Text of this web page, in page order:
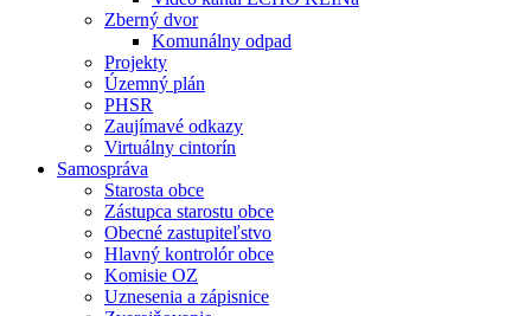
Zberný dvor
Komunálny odpad
Projekty
Územný plán
PHSR
Zaujímavé odkazy
Virtuálny cintorín
Samospráva
Starosta obce
Zástupca starostu obce
Obecné zastupiteľstvo
Hlavný kontrolór obce
Komisie OZ
Uznesenia a zápisnice